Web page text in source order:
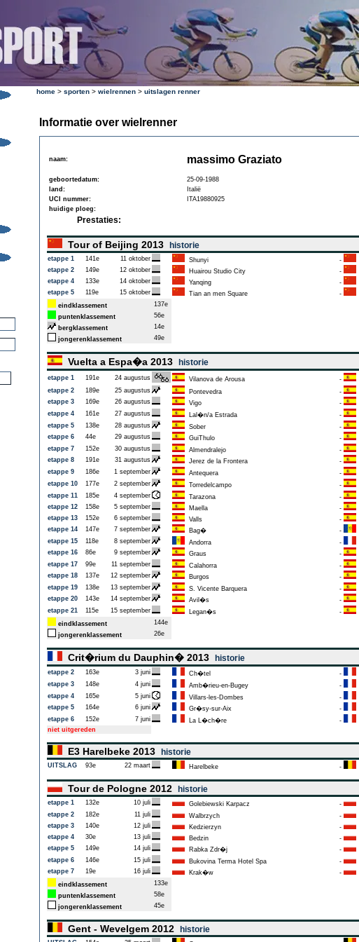
home > sporten > wielrennen > uitslagen renner
Informatie over wielrenner
naam: massimo Graziato
geboortedatum:
25-09-1988
land:
Italië
UCI nummer:
ITA19880925
huidige ploeg:
Prestaties:
Tour of Beijing 2013 historie
etappe 1 141e 11 oktober Shunyi -
etappe 2
149e 12 oktober Huairou Studio City -
etappe 4
133e 14 oktober Yanqing -
etappe 5
119e 15 oktober Tian an men Square -
eindklassement
137e
puntenklassement
56e
bergklassement
14e
jongerenklassement
49e
Vuelta a Espa�a 2013 historie
etappe 1 191e 24 augustus Vilanova de Arousa -
etappe 2
189e 25 augustus Pontevedra -
etappe 3
169e 26 augustus Vigo -
etappe 4
161e 27 augustus Lal�n/a Estrada -
etappe 5
138e 28 augustus Sober -
etappe 6
44e 29 augustus GuiThulo -
etappe 7
152e 30 augustus Almendralejo -
etappe 8
191e 31 augustus Jerez de la Frontera -
etappe 9
186e 1 september Antequera -
etappe 10
177e 2 september Torredelcampo -
etappe 11
185e 4 september Tarazona -
etappe 12
158e 5 september Maella -
etappe 13
152e 6 september Valls -
etappe 14
147e 7 september Bag� -
etappe 15
118e 8 september Andorra -
etappe 16
86e 9 september Graus -
etappe 17
99e 11 september Calahorra -
etappe 18
137e 12 september Burgos -
etappe 19
138e 13 september S. Vicente Barquera -
etappe 20
143e 14 september Avil�s -
etappe 21
115e 15 september Legan�s -
eindklassement
144e
jongerenklassement
26e
Crit�rium du Dauphin� 2013 historie
etappe 2 163e 3 juni Ch�tel -
etappe 3
148e 4 juni Amb�rieu-en-Bugey -
etappe 4
165e 5 juni Villars-les-Dombes -
etappe 5
164e 6 juni Gr�sy-sur-Aix -
etappe 6
152e 7 juni La L�ch�re -
niet uitgereden
E3 Harelbeke 2013 historie
UITSLAG 93e 22 maart Harelbeke -
Tour de Pologne 2012 historie
etappe 1 132e 10 juli Golebiewski Karpacz -
etappe 2
182e 11 juli Walbrzych -
etappe 3
140e 12 juli Kedzierzyn -
etappe 4
30e 13 juli Bedzin -
etappe 5
149e 14 juli Rabka Zdr�j -
etappe 6
146e 15 juli Bukovina Terma Hotel Spa -
etappe 7
19e 16 juli Krak�w -
eindklassement
133e
puntenklassement
58e
jongerenklassement
45e
Gent - Wevelgem 2012 historie